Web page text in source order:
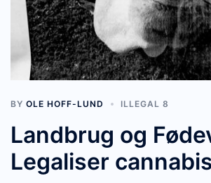
BY OLE HOFF-LUND ILLEGAL 8
Landbrug og
Legaliser